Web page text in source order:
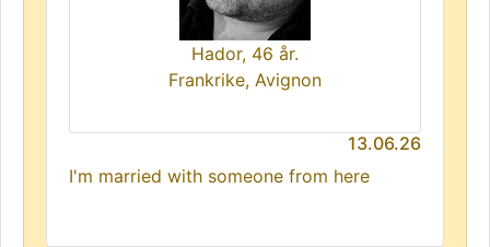
Hador, 46 år.
Frankrike, Avignon
13.06.26
I'm married with someone from here